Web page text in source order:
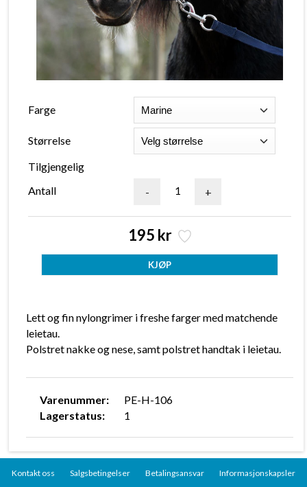
Farge
Størrelse
Tilgjengelig
Antall
- +
195 kr
Varenummer:
PE-H-106
Lagerstatus:
1
Lett og fin nylongrimer i freshe farger med matchende
leietau.
Polstret nakke og nese, samt polstret handtak i leietau.
Kontakt oss Salgsbetingelser Betalingsansvar Informasjonskapsler